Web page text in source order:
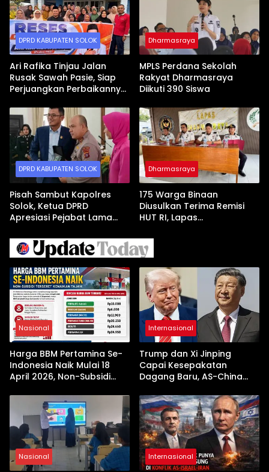
DPRD KABUPATEN SOLOK
Ari Rafika Tinjau Jalan
Rusak Sawah Pasie, Siap
Perjuangkan Perbaikannya
Dharmasraya
MPLS Perdana Sekolah
Rakyat Dharmasraya
Diikuti 390 Siswa
DPRD KABUPATEN SOLOK
Pisah Sambut Kapolres
Solok, Ketua DPRD
Apresiasi Pejabat Lama
Dharmasraya
175 Warga Binaan
Diusulkan Terima Remisi
HUT RI, Lapas
TPP
Nasional
Harga BBM Pertamina Se-
Indonesia Naik Mulai 18
April 2026, Non-Subsidi
Internasional
Trump dan Xi Jinping
Capai Kesepakatan
Dagang Baru, AS-China
Jelang Kunjungan Beijing
Nasional Internasional